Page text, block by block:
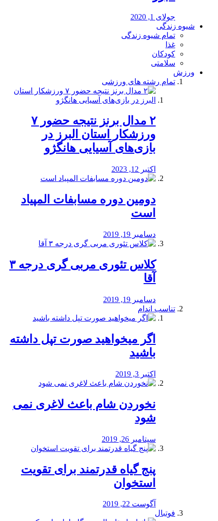
جولای 1, 2020
شیوه زندگی
تمام شیوه زندگی
غذا
کودکان
سلامتی
ورزش
تمام رشته های ورزشی
۲ مدال برنز نتیجه حضور ۷
ورزشکار استان البرز در
بازی‌های آسیایی هانگژو
اکتبر 12, 2023
دومین دوره مسابفات المپیاد
است
دسامبر 19, 2019
کلاس تئوری مربی گری درجه ۳
آقا
دسامبر 19, 2019
تناسب اندام
اگر میخواهید صورت تپل داشته
باشید
اکتبر 3, 2019
نخوردن شام باعث لاغری نمی
‌شود
سپتامبر 26, 2019
پنج گیاه قدرتمند برای تقویت
استخوان
آگوست 22, 2019
فوتبال